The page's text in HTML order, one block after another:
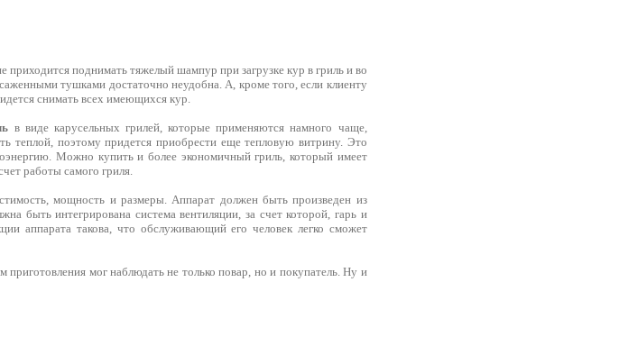
приходится поднимать тяжелый шампур при загрузке кур в гриль и во
тушками достаточно неудобна. А, кроме того, если клиенту
снимать всех имеющихся кур.
в виде карусельных грилей, которые применяются намного чаще,
теплой, поэтому придется приобрести еще тепловую витрину. Это
Можно купить и более экономичный гриль, который имеет
работы самого гриля.
мощность и размеры. Аппарат должен быть произведен из
быть интегрирована система вентиляции, за счет которой, гарь и
аппарата такова, что обслуживающий его человек легко сможет
мог наблюдать не только повар, но и покупатель. Ну и